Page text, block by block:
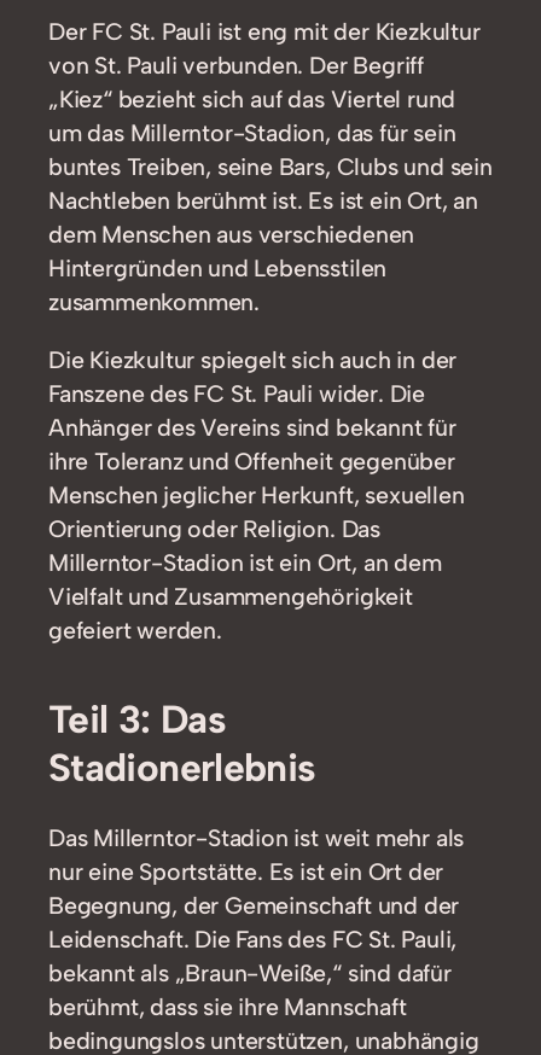
Der FC St. Pauli ist eng mit der Kiezkultur
von St. Pauli verbunden. Der Begriff
„Kiez“ bezieht sich auf das Viertel rund
um das Millerntor-Stadion, das für sein
buntes Treiben, seine Bars, Clubs und sein
Nachtleben berühmt ist. Es ist ein Ort, an
dem Menschen aus verschiedenen
Hintergründen und Lebensstilen
zusammenkommen.
Die Kiezkultur spiegelt sich auch in der
Fanszene des FC St. Pauli wider. Die
Anhänger des Vereins sind bekannt für
ihre Toleranz und Offenheit gegenüber
Menschen jeglicher Herkunft, sexuellen
Orientierung oder Religion. Das
Millerntor-Stadion ist ein Ort, an dem
Vielfalt und Zusammengehörigkeit
gefeiert werden.
Teil 3: Das
Stadionerlebnis
Das Millerntor-Stadion ist weit mehr als
nur eine Sportstätte. Es ist ein Ort der
Begegnung, der Gemeinschaft und der
Leidenschaft. Die Fans des FC St. Pauli,
bekannt als „Braun-Weiße,“ sind dafür
berühmt, dass sie ihre Mannschaft
bedingungslos unterstützen, unabhängig